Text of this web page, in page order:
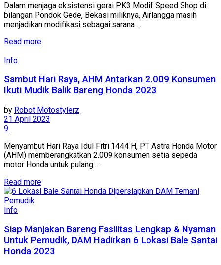
Dalam menjaga eksistensi gerai PK3 Modif Speed Shop di
bilangan Pondok Gede, Bekasi miliknya, Airlangga masih
menjadikan modifikasi sebagai sarana ...
Read more
Info
Sambut Hari Raya, AHM Antarkan 2.009 Konsumen
Ikuti Mudik Balik Bareng Honda 2023
by Robot Motostylerz
21 April 2023
9
Menyambut Hari Raya Idul Fitri 1444 H, PT Astra Honda Motor
(AHM) memberangkatkan 2.009 konsumen setia sepeda
motor Honda untuk pulang ...
Read more
Info
Siap Manjakan Bareng Fasilitas Lengkap & Nyaman
Untuk Pemudik, DAM Hadirkan 6 Lokasi Bale Santai
Honda 2023